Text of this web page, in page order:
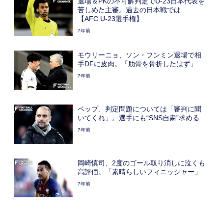
苦しめた主審。過去の日本戦では…
【AFC U-23選手権】
7年前
モウリーニョ、ソン・フンミン退場で相
手DFに皮肉。「肋骨を骨折したはず」
7年前
ペップ、判定問題については「審判に聞
いてくれ」。選手にも“SNS自粛”求める
7年前
岡崎慎司、2度のゴール取り消しに泣くも
高評価。「素晴らしいフィニッシャー」
7年前